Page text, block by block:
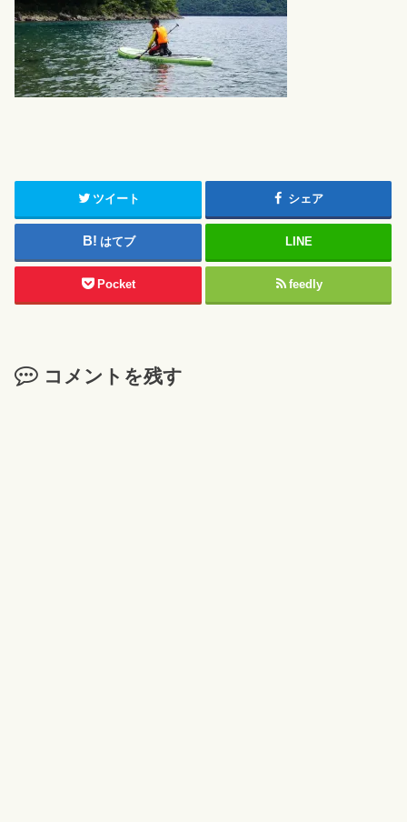
ツイート シェア
はてブ LINE
Pocket feedly
コメントを残す